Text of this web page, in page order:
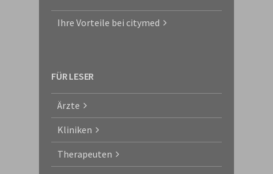
Ihre Vorteile bei citymed
FÜR LESER
Ärzte
Kliniken
Therapeuten